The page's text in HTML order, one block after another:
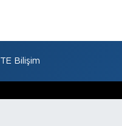
TE Bilişim